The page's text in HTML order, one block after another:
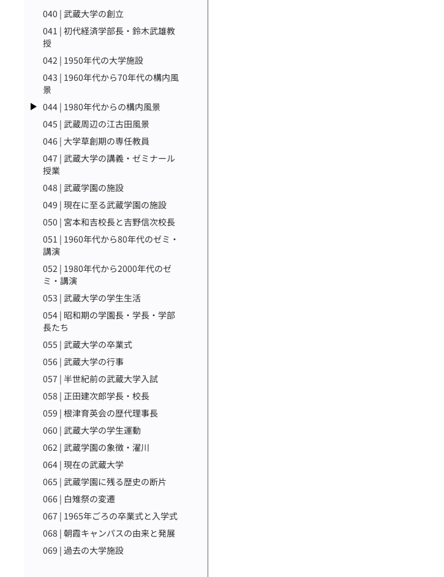
040 | 武蔵大学の創立
041 | 初代経済学部長・鈴木武雄教
授
042 | 1950年代の大学施設
043 | 1960年代から70年代の構内風
景
044 | 1980年代からの構内風景
045 | 武蔵周辺の江古田風景
046 | 大学草創期の専任教員
047 | 武蔵大学の講義・ゼミナール
授業
048 | 武蔵学園の施設
049 | 現在に至る武蔵学園の施設
050 | 宮本和吉校長と吉野信次校長
051 | 1960年代から80年代のゼミ・
講演
052 | 1980年代から2000年代のゼ
ミ・講演
053 | 武蔵大学の学生生活
054 | 昭和期の学園長・学長・学部
長たち
055 | 武蔵大学の卒業式
056 | 武蔵大学の行事
057 | 半世紀前の武蔵大学入試
058 | 正田建次郎学長・校長
059 | 根津育英会の歴代理事長
060 | 武蔵大学の学生運動
062 | 武蔵学園の象徴・濯川
064 | 現在の武蔵大学
065 | 武蔵学園に残る歴史の断片
066 | 白雉祭の変遷
067 | 1965年ごろの卒業式と入学式
068 | 朝霞キャンパスの由来と発展
069 | 過去の大学施設